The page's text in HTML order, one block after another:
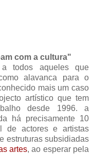
com a cultura"
todos aqueles que
alavanca para o
mais um caso
artístico que tem
desde 1996. a
há precisamente 10
de actores e artistas
estruturas subsidiadas
artes, ao esperar pela